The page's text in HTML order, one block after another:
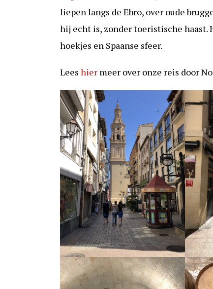
liepen langs de Ebro, over oude
hij echt is, zonder toeristische haast.
hoekjes en Spaanse sfeer.
Lees hier meer over onze reis door